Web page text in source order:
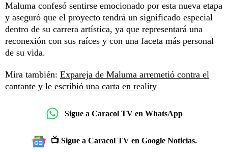
Maluma confesó sentirse emocionado por esta nueva etapa
y aseguró que el proyecto tendrá un significado especial
dentro de su carrera artística, ya que representará una
reconexión con sus raíces y con una faceta más personal
de su vida.
Mira también: Expareja de Maluma arremetió contra el
cantante y le escribió una carta en reality
Sigue a Caracol TV en WhatsApp
📺 Sigue a Caracol TV en Google Noticias.